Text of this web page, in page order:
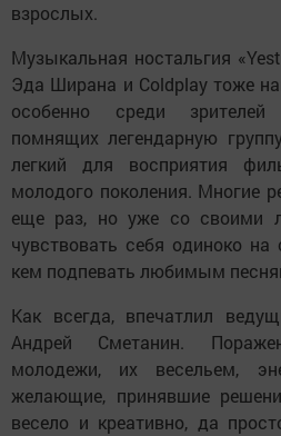
взрослых.
Музыкальная ностальгия
Эда Ширана и Coldplay тоже
особенно среди зрителей
помнящих легендарную
легкий для восприятия
молодого поколения. Многие
еще раз, но уже со своими
чувствовать себя одиноко
кем подпевать любимым
Как всегда, впечатлил
Андрей Сметанин.
молодежи, их весельем,
желающие, принявшие
весело и креативно, да